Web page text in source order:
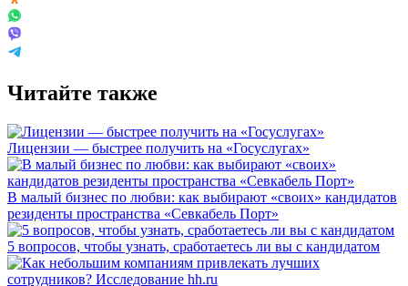
Читайте также
Лицензии — быстрее получить на «Госуслугах»
В малый бизнес по любви: как выбирают «своих» кандидатов
резиденты пространства «Севкабель Порт»
5 вопросов, чтобы узнать, сработаетесь ли вы с кандидатом